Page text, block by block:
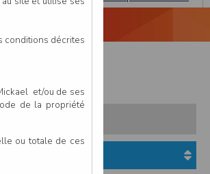
conditions décrites
et/ou de ses
de la propriété
ou totale de ces